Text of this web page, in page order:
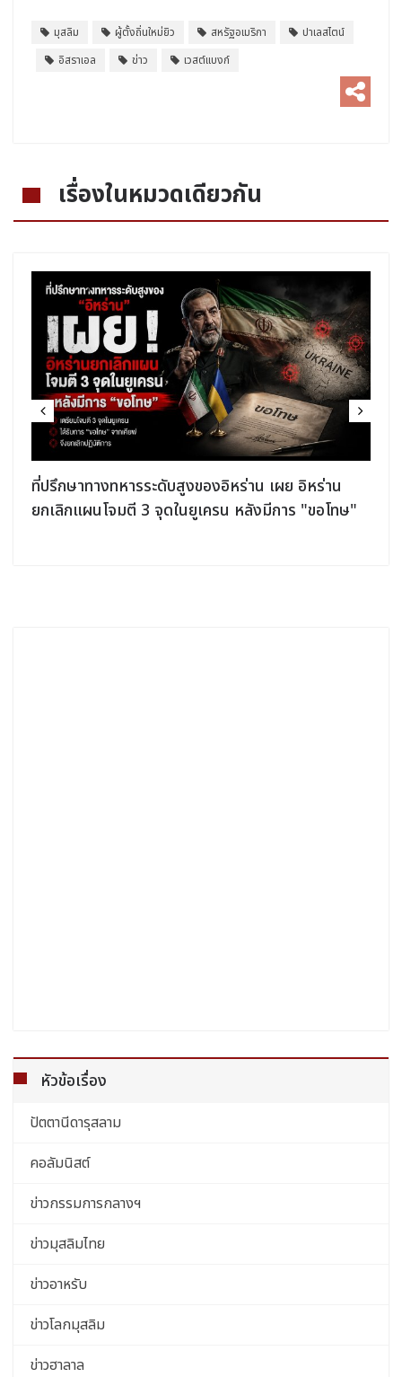
มุสลิม ผู้ตั้งถิ่นใหม่ยิว สหรัฐอเมริกา
ปาเลสไตน์
อิสราเอล
ข่าว เวสต์แบงก์
เรื่องในหมวดเดียวกัน
ที่ปรึกษาทางทหารระดับสูงของอิหร่าน เผย อิหร่าน
ยกเลิกแผนโจมตี 3 จุดในยูเครน หลังมีการ "ขอโทษ"
หัวข้อเรื่อง
ปัตตานีดารุสลาม
คอลัมนิสต์
ข่าวกรรมการกลางฯ
ข่าวมุสลิมไทย
ข่าวอาหรับ
ข่าวโลกมุสลิม
ข่าวฮาลาล